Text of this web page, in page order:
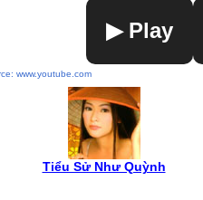
▶ Play
www.youtube.com
Tiểu Sử Như Quỳnh